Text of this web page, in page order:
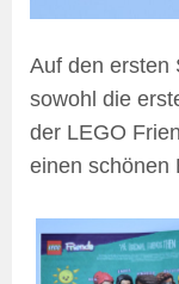
Auf den ersten
sowohl die
der LEGO
einen schönen